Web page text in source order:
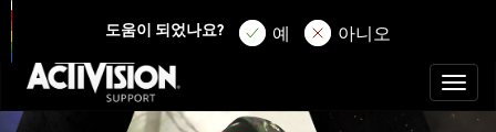
등록
도움이 되었나요? 예 아니오